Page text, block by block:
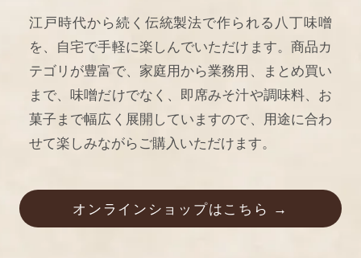
江戸時代から続く伝統製法で作られる八丁味噌
を、自宅で手軽に楽しんでいただけます。商品カ
テゴリが豊富で、家庭用から業務用、まとめ買い
まで、味噌だけでなく、即席みそ汁や調味料、お
菓子まで幅広く展開していますので、用途に合わ
せて楽しみながらご購入いただけます。
オンラインショップはこちら →